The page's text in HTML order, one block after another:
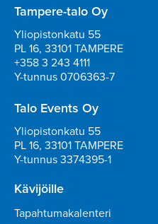
Tampere-talo Oy
Yliopistonkatu 55
PL 16, 33101 TAMPERE
+358 3 243 4111
Y-tunnus 0706363-7
Talo Events Oy
Yliopistonkatu 55
PL 16, 33101 TAMPERE
Y-tunnus 3374395-1
Kävijöille
Tapahtumakalenteri